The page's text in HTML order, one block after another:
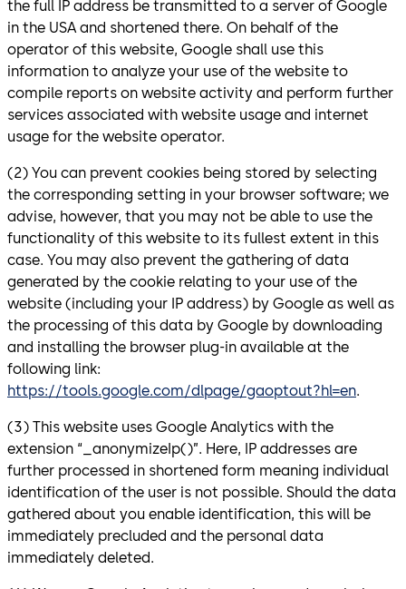
the full IP address be transmitted to a server of Google
in the USA and shortened there. On behalf of the
operator of this website, Google shall use this
information to analyze your use of the website to
compile reports on website activity and perform further
services associated with website usage and internet
usage for the website operator.
(2) You can prevent cookies being stored by selecting
the corresponding setting in your browser software; we
advise, however, that you may not be able to use the
functionality of this website to its fullest extent in this
case. You may also prevent the gathering of data
generated by the cookie relating to your use of the
website (including your IP address) by Google as well as
the processing of this data by Google by downloading
and installing the browser plug-in available at the
following link:
https://tools.google.com/dlpage/gaoptout?hl=en.
(3) This website uses Google Analytics with the
extension “_anonymizeIp()”. Here, IP addresses are
further processed in shortened form meaning individual
identification of the user is not possible. Should the data
gathered about you enable identification, this will be
immediately precluded and the personal data
immediately deleted.